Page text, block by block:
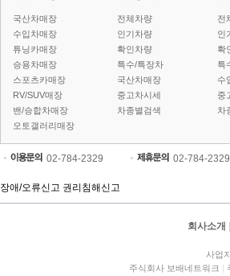
국산차매장
수입차매장
튜닝카매장
승용차매장
스포츠카매장
RV/SUV매장
밴/승합차매장
오토갤러리매장
전체차량
인기차량
확인차량
특수/특장차
국산차매장
중고차시세
차종별검색
전
인
확
특
수
중
차
02-784-2329 02-784-2329
장애/오류신고 권리침해신고
회사소개
사업
주식회사 보배네트워크 |